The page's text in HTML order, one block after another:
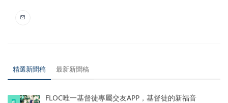
精選新聞稿 最新新聞稿
FLOC唯一基督徒專屬交友APP，基督徒的新福音